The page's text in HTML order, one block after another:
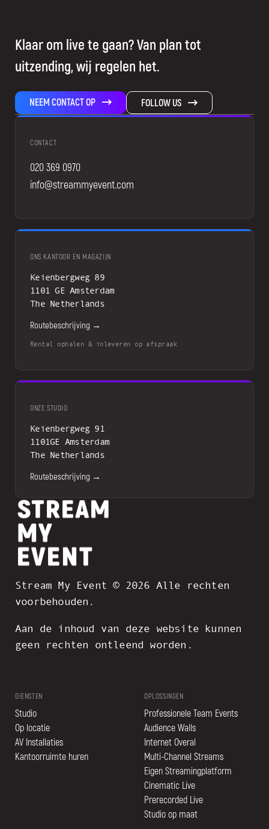
Klaar om live te gaan? Van plan tot
uitzending, wij regelen het.
NEEM CONTACT OP FOLLOW US
CONTACT
020 369 0970
info@streammyevent.com
ONS KANTOOR EN MAGAZIJN
Keienbergweg 89
1101 GE Amsterdam
The Netherlands
Routebeschrijving →
Rental ophalen & inleveren op afspraak
ONZE STUDIO
Keienbergweg 91
1101GE Amsterdam
The Netherlands
Routebeschrijving →
Stream My Event © 2026 Alle rechten
voorbehouden.
Aan de inhoud van deze website kunnen
geen rechten ontleend worden.
DIENSTEN
Studio
Op locatie
AV Installaties
Kantoorruimte huren
OPLOSSINGEN
Professionele Team Events
Audience Walls
Internet Overal
Multi-Channel Streams
Eigen Streamingplatform
Cinematic Live
Prerecorded Live
Studio op maat